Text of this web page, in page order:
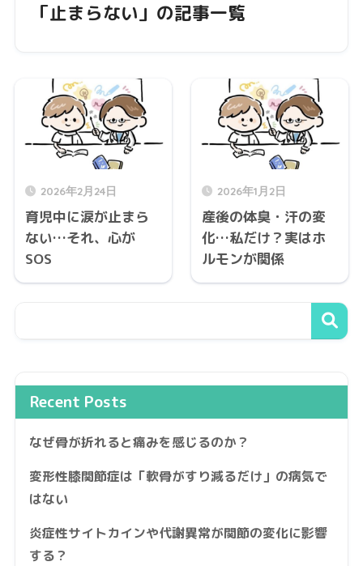
「止まらない」の記事一覧
2026年2月24日
育児中に涙が止まら
ない…それ、心が
SOS
2026年1月2日
産後の体臭・汗の変
化…私だけ？実はホ
ルモンが関係
Recent Posts
なぜ骨が折れると痛みを感じるのか？
変形性膝関節症は「軟骨がすり減るだけ」の病気で
はない
炎症性サイトカインや代謝異常が関節の変化に影響
する？